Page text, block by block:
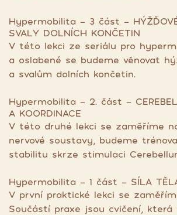
Hypermobilita - 3 část -
SVALY DOLNÍCH KONČETIN
V této lekci ze seriálu pro
a oslabené se budeme věnovat
a svalům dolních končetin.
Hypermobilita - 2. část -
A KOORDINACE
V této druhé lekci se zaměříme
nervové soustavy, budeme
stabilitu skrze stimulaci
Hypermobilita - 1 část - SÍLA
V první praktické lekci se
Součástí praxe jsou cvičení, která